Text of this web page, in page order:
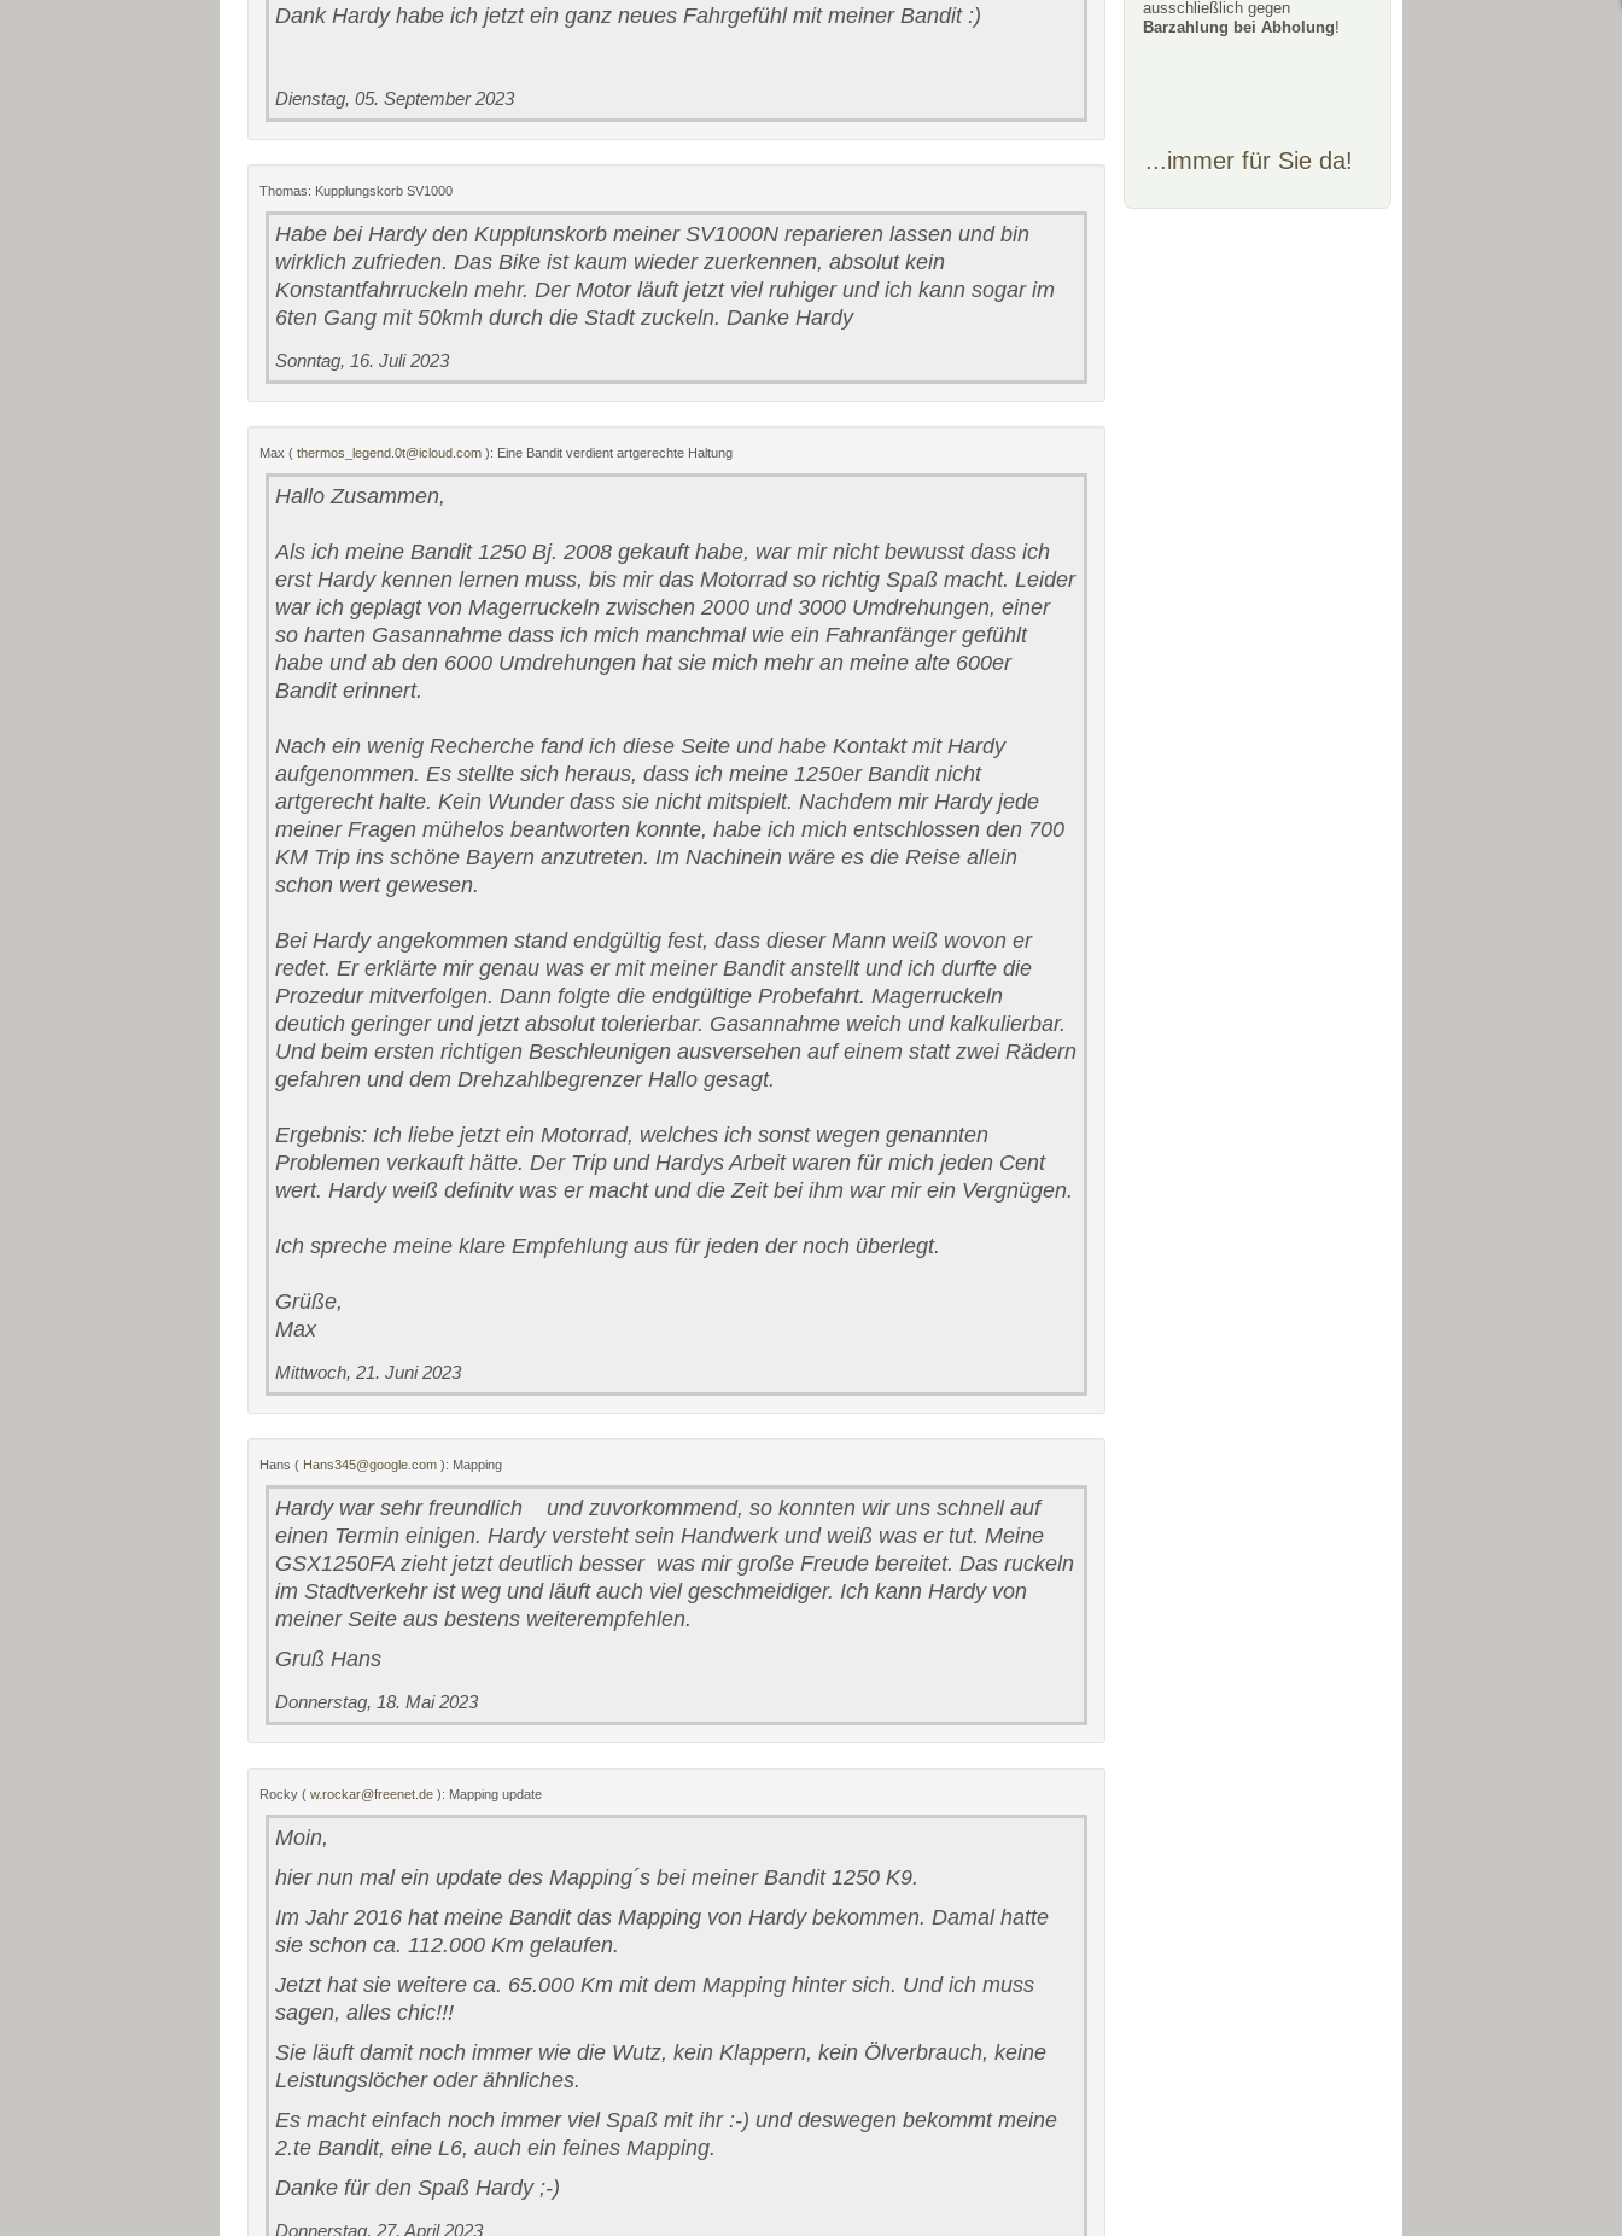
ausschließlich gegen
Barzahlung bei Abholung!
...immer für Sie da!
Dank Hardy habe ich jetzt ein ganz neues Fahrgefühl mit meiner Bandit :)
Dienstag, 05. September 2023
Thomas: Kupplungskorb SV1000
Habe bei Hardy den Kupplunskorb meiner SV1000N reparieren lassen und bin
wirklich zufrieden. Das Bike ist kaum wieder zuerkennen, absolut kein
Konstantfahrruckeln mehr. Der Motor läuft jetzt viel ruhiger und ich kann sogar im
6ten Gang mit 50kmh durch die Stadt zuckeln. Danke Hardy
Sonntag, 16. Juli 2023
Max ( thermos_legend.0t@icloud.com ): Eine Bandit verdient artgerechte Haltung
Hallo Zusammen,
Als ich meine Bandit 1250 Bj. 2008 gekauft habe, war mir nicht bewusst dass ich
erst Hardy kennen lernen muss, bis mir das Motorrad so richtig Spaß macht. Leider
war ich geplagt von Magerruckeln zwischen 2000 und 3000 Umdrehungen, einer
so harten Gasannahme dass ich mich manchmal wie ein Fahranfänger gefühlt
habe und ab den 6000 Umdrehungen hat sie mich mehr an meine alte 600er
Bandit erinnert.
Nach ein wenig Recherche fand ich diese Seite und habe Kontakt mit Hardy
aufgenommen. Es stellte sich heraus, dass ich meine 1250er Bandit nicht
artgerecht halte. Kein Wunder dass sie nicht mitspielt. Nachdem mir Hardy jede
meiner Fragen mühelos beantworten konnte, habe ich mich entschlossen den 700
KM Trip ins schöne Bayern anzutreten. Im Nachinein wäre es die Reise allein
schon wert gewesen.
Bei Hardy angekommen stand endgültig fest, dass dieser Mann weiß wovon er
redet. Er erklärte mir genau was er mit meiner Bandit anstellt und ich durfte die
Prozedur mitverfolgen. Dann folgte die endgültige Probefahrt. Magerruckeln
deutich geringer und jetzt absolut tolerierbar. Gasannahme weich und kalkulierbar.
Und beim ersten richtigen Beschleunigen ausversehen auf einem statt zwei Rädern
gefahren und dem Drehzahlbegrenzer Hallo gesagt.
Ergebnis: Ich liebe jetzt ein Motorrad, welches ich sonst wegen genannten
Problemen verkauft hätte. Der Trip und Hardys Arbeit waren für mich jeden Cent
wert. Hardy weiß definitv was er macht und die Zeit bei ihm war mir ein Vergnügen.
Ich spreche meine klare Empfehlung aus für jeden der noch überlegt.
Grüße,
Max
Mittwoch, 21. Juni 2023
Hans ( Hans345@google.com ): Mapping
Hardy war sehr freundlich
und zuvorkommend, so konnten wir uns schnell auf
einen Termin einigen. Hardy versteht sein Handwerk und weiß was er tut. Meine
GSX1250FA zieht jetzt deutlich besser was mir große Freude bereitet. Das ruckeln
im Stadtverkehr ist weg und läuft auch viel geschmeidiger. Ich kann Hardy von
meiner Seite aus bestens weiterempfehlen.
Gruß Hans
Donnerstag, 18. Mai 2023
Rocky ( w.rockar@freenet.de ): Mapping update
Moin,
hier nun mal ein update des Mapping´s bei meiner Bandit 1250 K9.
Im Jahr 2016 hat meine Bandit das Mapping von Hardy bekommen. Damal hatte
sie schon ca. 112.000 Km gelaufen.
Jetzt hat sie weitere ca. 65.000 Km mit dem Mapping hinter sich. Und ich muss
sagen, alles chic!!!
Sie läuft damit noch immer wie die Wutz, kein Klappern, kein Ölverbrauch, keine
Leistungslöcher oder ähnliches.
Es macht einfach noch immer viel Spaß mit ihr :-) und deswegen bekommt meine
2.te Bandit, eine L6, auch ein feines Mapping.
Danke für den Spaß Hardy ;-)
Donnerstag, 27. April 2023